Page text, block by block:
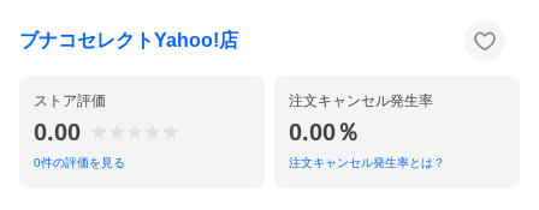
ブナコセレクトYahoo!店
ストア評価
0.00
0件の評価を見る
注文キャンセル発生率
0.00％
注文キャンセル発生率とは？